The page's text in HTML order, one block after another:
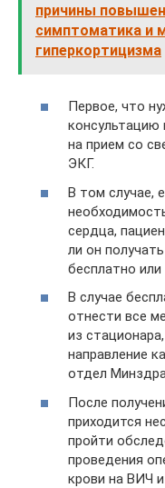
причины
симптоматика и
гиперкортицизма
Первое, что
консультацию
на прием со
ЭКГ.
В том случае,
сердца,
ли он
бесплатно
В случае
отнести все
из
направление
отдел
После
приходится
пройти
проведения
крови на ВИЧ